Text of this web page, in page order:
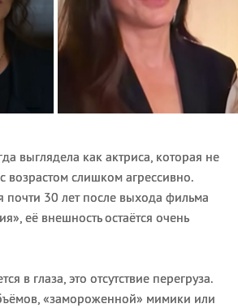
выглядела как актриса, которая не
возрастом слишком агрессивно.
почти 30 лет после выхода фильма
её внешность остаётся очень
в глаза, это отсутствие перегруза.
«замороженной» мимики или